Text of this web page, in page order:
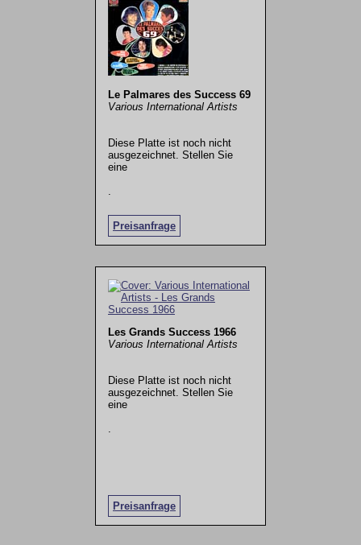
Le Palmares des Success 69
Various International Artists
Diese Platte ist noch nicht
ausgezeichnet. Stellen Sie
eine
Preisanfrage
.
Les Grands Success 1966
Various International Artists
Diese Platte ist noch nicht
ausgezeichnet. Stellen Sie
eine
Preisanfrage